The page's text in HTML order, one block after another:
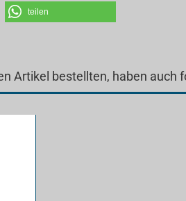
teilen
Artikel bestellten, haben auch